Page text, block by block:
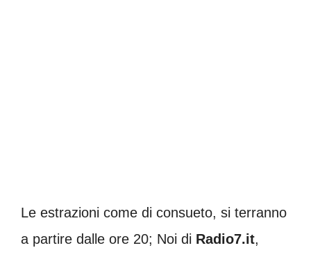
Le estrazioni come di consueto, si terranno
a partire dalle ore 20; Noi di Radio7.it,